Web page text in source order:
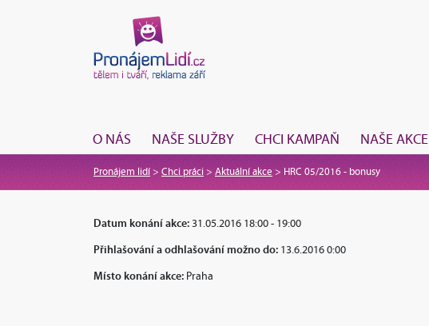
O NÁS NAŠE SLUŽBY CHCI KAMPAŇ NAŠE AKCE
Pronájem lidí> Chci práci> Aktuální akce > HRC 05/2016 - bonusy
Datum konání akce:31.05.2016 18:00 - 19:00
Přihlašování a odhlašování možno do: 13.6.2016 0:00
Místo konání akce: Praha